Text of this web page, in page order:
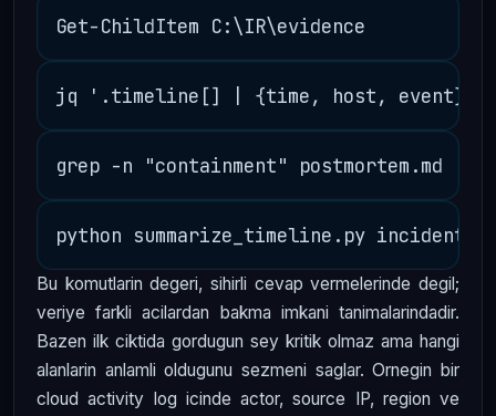
Bu komutlarin degeri, sihirli cevap vermelerinde degil;
veriye farkli acilardan bakma imkani tanimalarindadir.
Bazen ilk ciktida gordugun sey kritik olmaz ama hangi
alanlarin anlamli oldugunu sezmeni saglar. Ornegin bir
cloud activity log icinde actor, source IP, region ve